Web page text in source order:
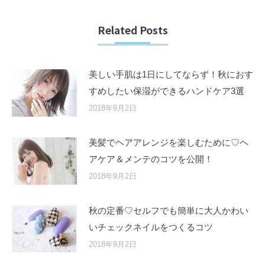
Related Posts
美しい手肌は1日にしてならず！秋におす
すめしたい保湿ができるハンドケア3選
2018年9月2日
美髪でヘアアレンジを楽しむために♡ヘ
アケア＆メンテのコツを公開！
2018年9月2日
秋の定番♡セルフでも簡単に大人かわい
いチェックネイルをつくるコツ
2018年9月2日